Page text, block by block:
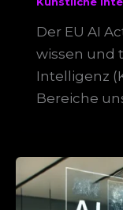
Der EU AI
wissen und
Intelligenz
Bereiche